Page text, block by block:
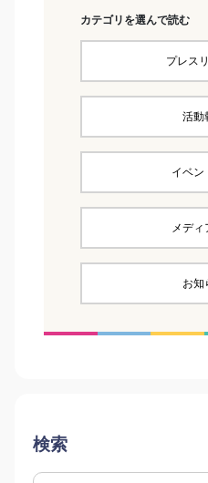
カテゴリを選んで読む
プレス
活動
イベン
メディ
お知
検索